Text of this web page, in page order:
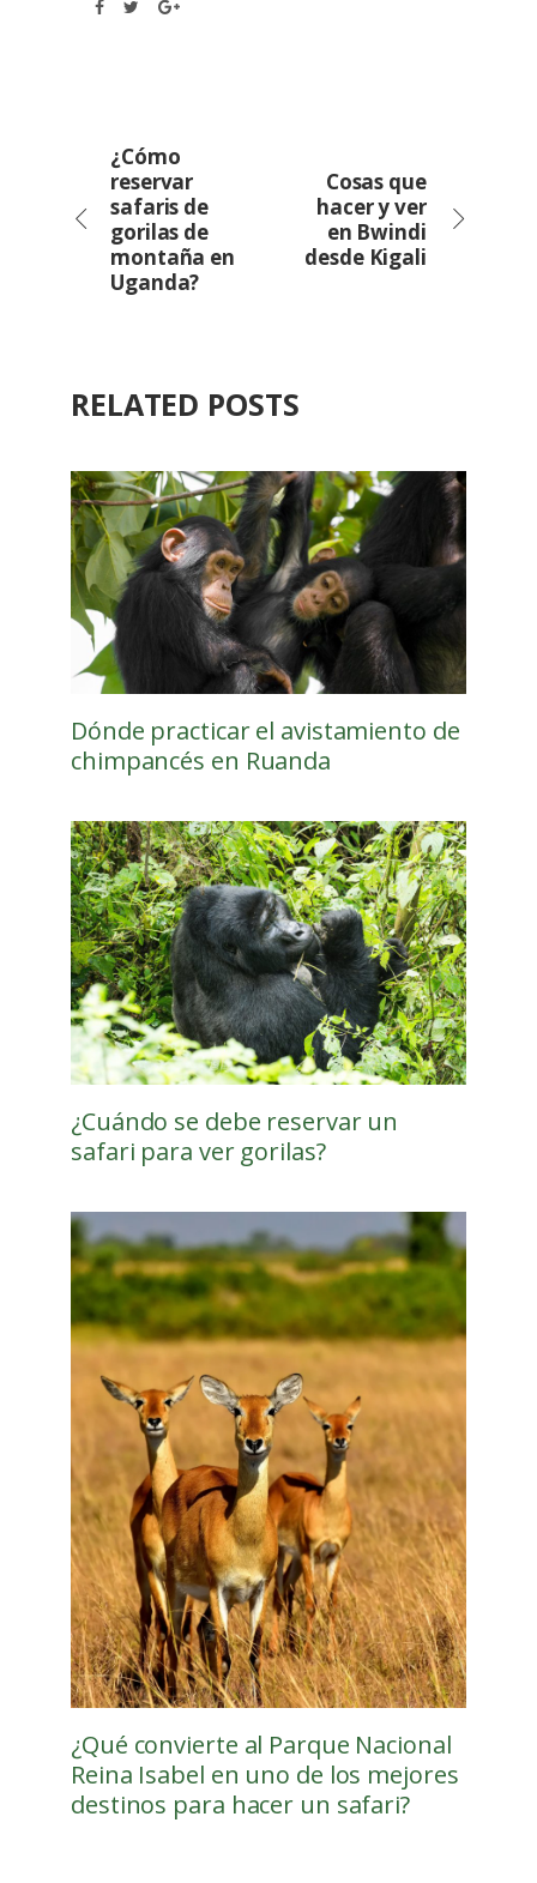
¿Cómo
reservar
safaris de
gorilas de
montaña en
Uganda?
Cosas que
hacer y ver
en Bwindi
desde Kigali
RELATED POSTS
Dónde practicar el avistamiento de
chimpancés en Ruanda
¿Cuándo se debe reservar un
safari para ver gorilas?
¿Qué convierte al Parque Nacional
Reina Isabel en uno de los mejores
destinos para hacer un safari?